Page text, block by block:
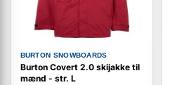
BURTON SNOWBOARDS
Burton Covert 2.0 skijakke til
mænd - str. L